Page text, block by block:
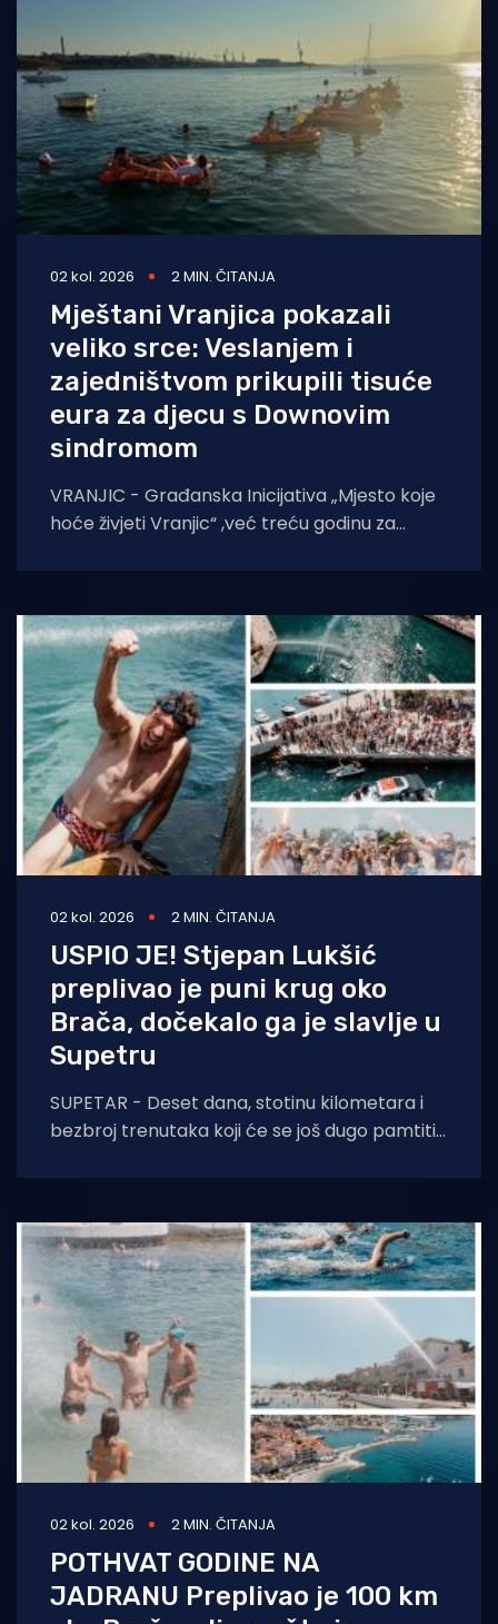
Turizam i nautika
Pomorstvo
Ribolov
Ekologija
Tradicija i kultura
02 kol. 2026 2 MIN. ČITANJA
Mještani Vranjica pokazali
veliko srce: Veslanjem i
zajedništvom prikupili tisuće
eura za djecu s Downovim
sindromom
VRANJIC - Građanska Inicijativa „Mjesto koje
hoće živjeti Vranjic“ ,već treću godinu za
humanitarnu utrku
02 kol. 2026 2 MIN. ČITANJA
USPIO JE! Stjepan Lukšić
preplivao je puni krug oko
Brača, dočekalo ga je slavlje u
Supetru
SUPETAR - Deset dana, stotinu kilometara i
bezbroj trenutaka koji će se još dugo pamtiti.
02 kol. 2026 2 MIN. ČITANJA
POTHVAT GODINE NA
JADRANU Preplivao je 100 km